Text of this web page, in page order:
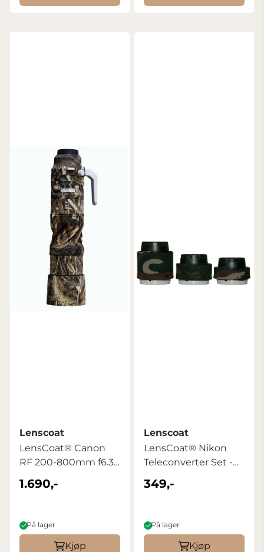
Lenscoat
LensCoat® Canon
RF 200-800mm f6.3-
9 IS USM ...
1.690,-
På lager
Kjøp
Lenscoat
LensCoat® Nikon
Teleconverter Set -
Forest Green
349,-
På lager
Kjøp